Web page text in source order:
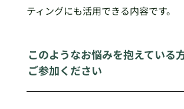
ティングにも活用できる内容です。
このようなお悩みを抱えている
ご参加ください